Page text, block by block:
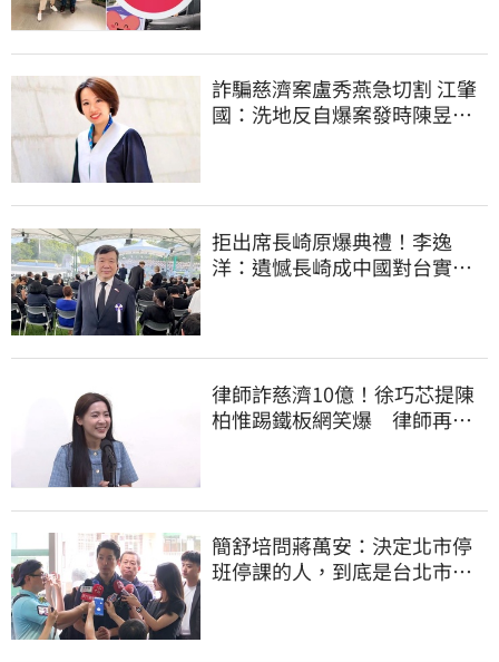
詐騙慈濟案盧秀燕急切割 江肇
國：洗地反自爆案發時陳昱瑄
拒出席長崎原爆典禮！李逸
洋：遺憾長崎成中國對台實施
律師詐慈濟10億！徐巧芯提陳
柏惟踢鐵板網笑爆 律師再曬1
簡舒培問蔣萬安：決定北市停
班停課的人，到底是台北市